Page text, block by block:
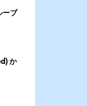
ーブ
か